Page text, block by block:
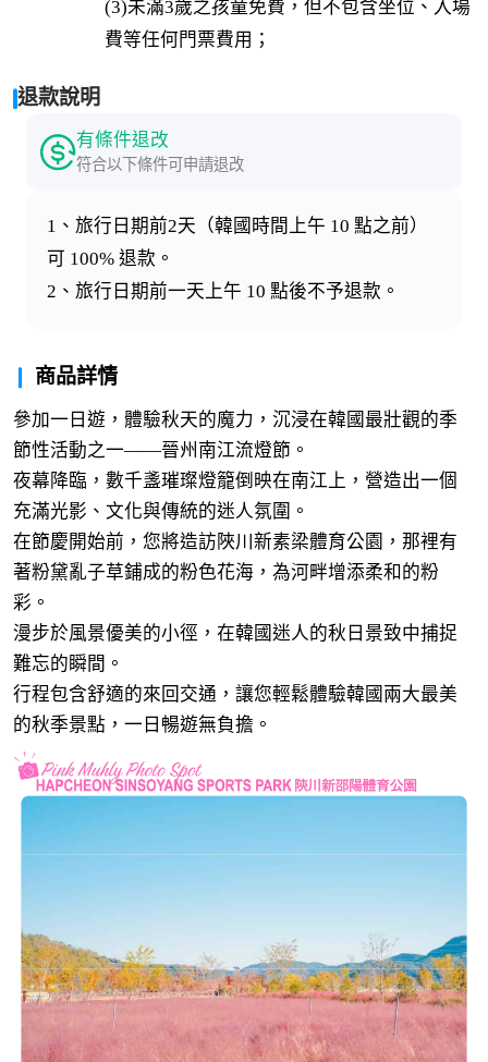
(3)未滿3歲之孩童免費，但不包含坐位、入場
費等任何門票費用；
退款說明
有條件退改
符合以下條件可申請退改
1、旅行日期前2天（韓國時間上午 10 點之前）
可 100% 退款。
2、旅行日期前一天上午 10 點後不予退款。
商品詳情
參加一日遊，體驗秋天的魔力，沉浸在韓國最壯觀的季
節性活動之一——晉州南江流燈節。
夜幕降臨，數千盞璀璨燈籠倒映在南江上，營造出一個
充滿光影、文化與傳統的迷人氛圍。
在節慶開始前，您將造訪陜川新素梁體育公園，那裡有
著粉黛亂子草鋪成的粉色花海，為河畔增添柔和的粉
彩。
漫步於風景優美的小徑，在韓國迷人的秋日景致中捕捉
難忘的瞬間。
行程包含舒適的來回交通，讓您輕鬆體驗韓國兩大最美
的秋季景點，一日暢遊無負擔。